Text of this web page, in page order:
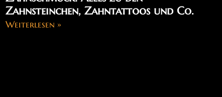
Zahnsteinchen, Zahntattoos und Co.
Weiterlesen »